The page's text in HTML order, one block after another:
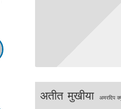
अतीत मुखीया अमरदिप